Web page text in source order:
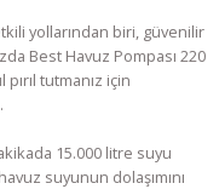
yollarından biri, güvenilir
Best Havuz Pompası 220
tutmanız için
15.000 litre suyu
suyunun dolaşımını